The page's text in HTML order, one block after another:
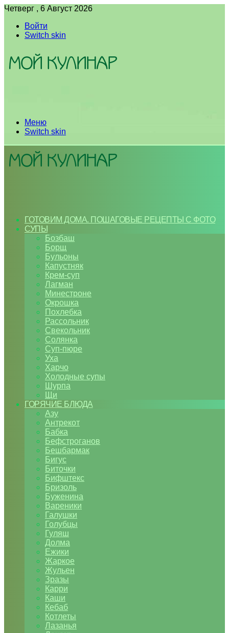
Четверг , 6 Август 2026
Войти
Switch skin
Меню
Switch skin
ГОТОВИМ ДОМА. ПОШАГОВЫЕ РЕЦЕПТЫ С ФОТО
СУПЫ
Бозбаш
Борщ
Бульоны
Капустняк
Крем-суп
Лагман
Минестроне
Окрошка
Похлебка
Рассольник
Свекольник
Солянка
Суп-пюре
Уха
Харчо
Холодные супы
Шурпа
Щи
ГОРЯЧИЕ БЛЮДА
Азу
Антрекот
Бабка
Бефстроганов
Бешбармак
Бигус
Биточки
Бифштекс
Бризоль
Буженина
Вареники
Галушки
Голубцы
Гуляш
Долма
Ежики
Жаркое
Жульен
Зразы
Карри
Каши
Кебаб
Котлеты
Лазанья